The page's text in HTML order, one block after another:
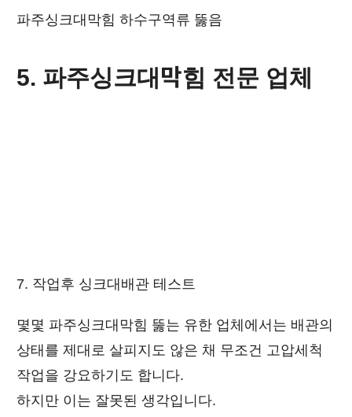
파주싱크대막힘 하수구역류 뚫음
5. 파주싱크대막힘 전문 업체
7. 작업후 싱크대배관 테스트
몇몇 파주싱크대막힘 뚫는 유한 업체에서는 배관의
상태를 제대로 살피지도 않은 채 무조건 고압세척
작업을 강요하기도 합니다.
하지만 이는 잘못된 생각입니다.